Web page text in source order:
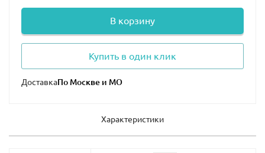
В корзину
Купить в один клик
Доставка
Характеристики